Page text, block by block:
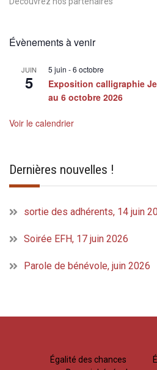
Évènements à venir
JUIN
5
5 juin -6 octobre
Exposition calligraphie
au 6 octobre 2026
Voir le calendrier
Dernières nouvelles !
sortie des adhérents, 14 juin
Soirée EFH, 17 juin 2026
Parole de bénévole, juin 2026
Égalité des chances